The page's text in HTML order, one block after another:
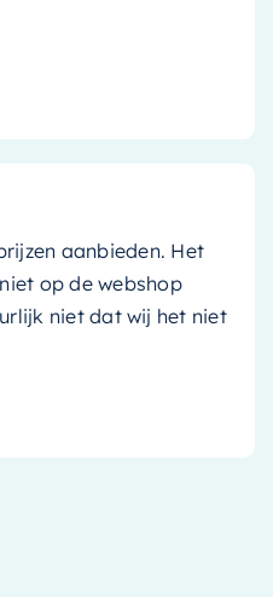
(zilver) / plata (zilver)
aanbieden. Het
op de webshop
niet dat wij het niet